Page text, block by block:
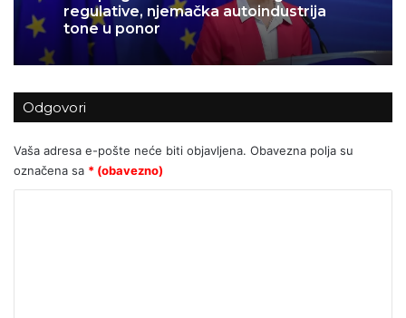
13/03/2026
Europa guši samu sebe: Zbog EU
tone u ponor
AI revolucija počela: Oracle sprema
otkaze za desetke tisuća ljudi
Odgovori
Vaša adresa e-pošte neće biti objavljena. Obavezna polja su
označena sa * (obavezno)